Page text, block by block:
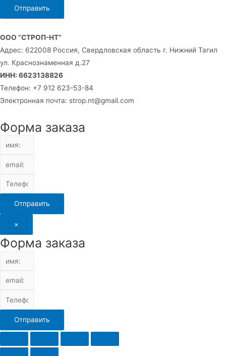
Отправить
ООО “СТРОП-НТ”
Адрес: 622008 Россия, Свердловская область г. Нижний Тагил
ул. Краснознаменная д.27
ИНН: 6623138826
Телефон: +7 912 623-53-84
Электронная почта: strop.nt@gmail.com
Форма заказа
Отправить
×
Форма заказа
Отправить